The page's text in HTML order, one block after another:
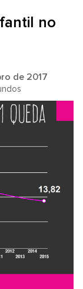
no
de 2017